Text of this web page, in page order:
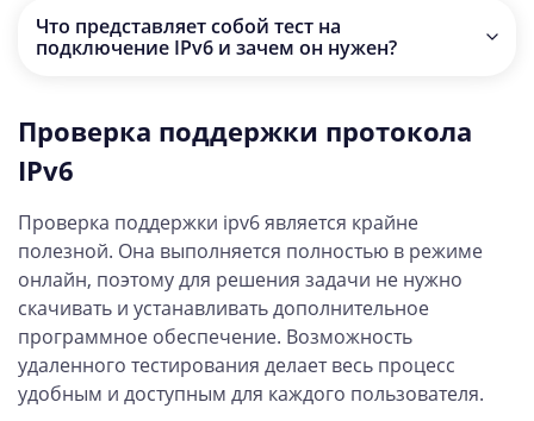
Что представляет собой тест на
подключение IPv6 и зачем он нужен?
веб-сайтом через IPv6.
Проверка поддержки протокола
IPv6
Проверка поддержки ipv6 является крайне
полезной. Она выполняется полностью в режиме
онлайн, поэтому для решения задачи не нужно
скачивать и устанавливать дополнительное
программное обеспечение. Возможность
удаленного тестирования делает весь процесс
удобным и доступным для каждого пользователя.